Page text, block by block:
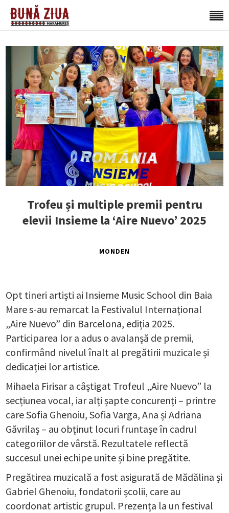
Trofeu și multiple premii pentru
elevii Insieme la ‘Aire Nuevo’ 2025
MONDEN
Opt tineri artiști ai Insieme Music School din Baia
Mare s-au remarcat la Festivalul Internațional
„Aire Nuevo” din Barcelona, ediția 2025.
Participarea lor a adus o avalanșă de premii,
confirmând nivelul înalt al pregătirii muzicale și
dedicației lor artistice.
Mihaela Firisar a câștigat Trofeul „Aire Nuevo” la
secțiunea vocal, iar alți șapte concurenți – printre
care Sofia Ghenoiu, Sofia Varga, Ana și Adriana
Găvrilaș – au obținut locuri fruntașe în cadrul
categoriilor de vârstă. Rezultatele reflectă
succesul unei echipe unite și bine pregătite.
Pregătirea muzicală a fost asigurată de Mădălina și
Gabriel Ghenoiu, fondatorii școlii, care au
coordonat artistic grupul. Prezența la un festival